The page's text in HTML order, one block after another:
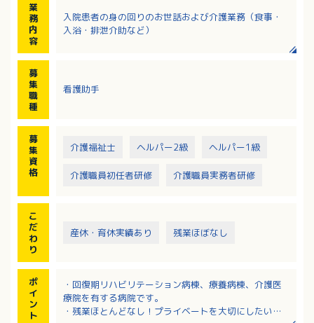
業
務
内
容
入院患者の身の回りのお世話および介護業務（食事・
入浴・排泄介助など）
募
集
職
種
看護助手
募
集
資
格
介護福祉士 ヘルパー2級 ヘルパー1級
介護職員初任者研修 介護職員実務者研修
こ
だ
わ
り
産休・育休実績あり 残業ほぼなし
ポ
イ
ン
ト
・回復期リハビリテーション病棟、療養病棟、介護医
療院を有する病院です。
・残業ほとんどなし！プライベートを大切にしたい方